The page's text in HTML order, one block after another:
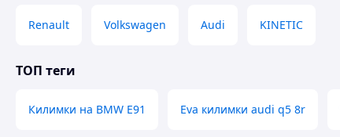
Renault Volkswagen Audi KINETIC
ТОП теги
Килимки на BMW Е91 Eva килимки audi q5 8r